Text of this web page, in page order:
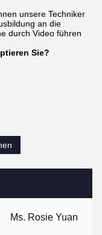
Ms. Rosie Yuan
unsere Techniker
an die
durch Video führen
Sie?